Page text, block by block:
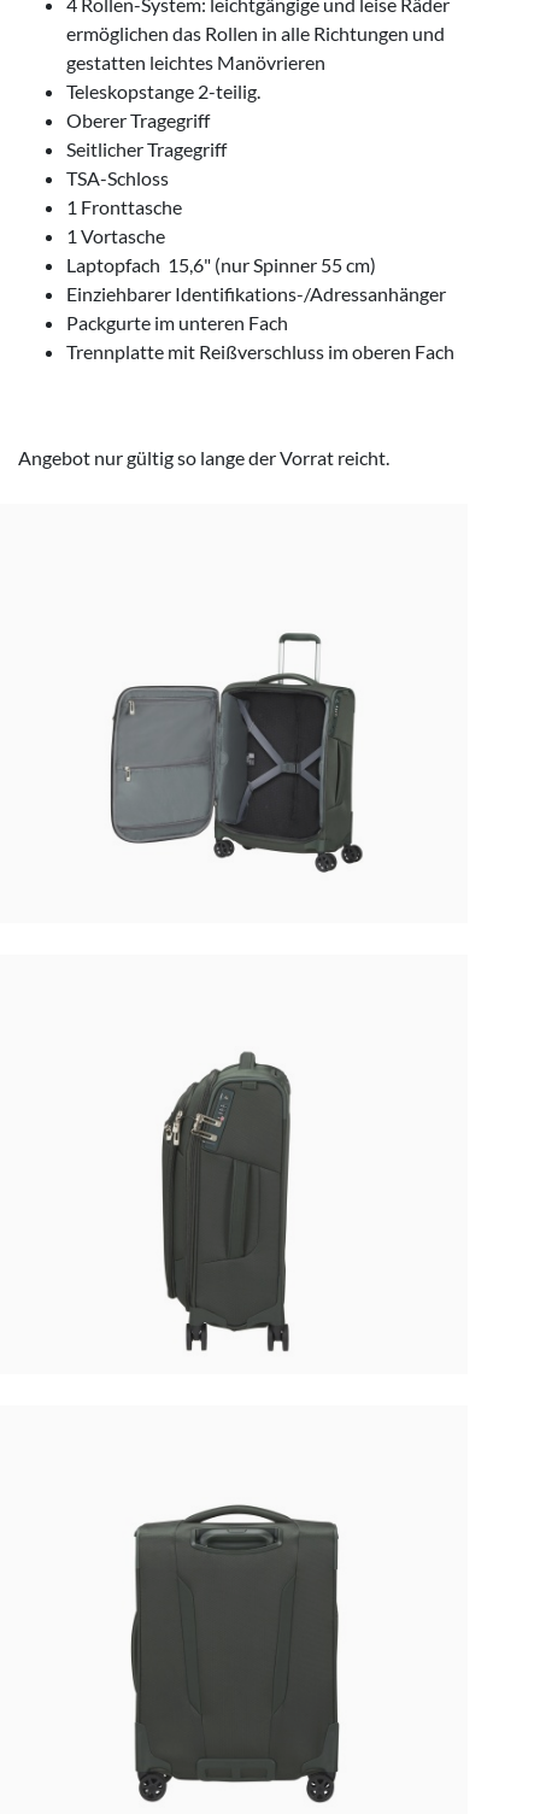
ermöglichen das Rollen in alle Richtungen und
gestatten leichtes Manövrieren
Teleskopstange 2-teilig.
Oberer Tragegriff
Seitlicher Tragegriff
TSA-Schloss
1 Fronttasche
1 Vortasche
Laptopfach 15,6" (nur Spinner 55 cm)
Einziehbarer Identifikations-/Adressanhänger
Packgurte im unteren Fach
Trennplatte mit Reißverschluss im oberen Fach
Angebot nur gültig so lange der Vorrat reicht.